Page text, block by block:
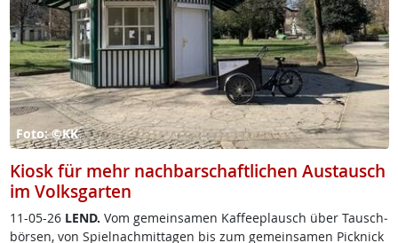
Foto: ©KK
Kiosk für mehr nachbarschaftlichen Austausch
im Volksgarten
11-05-26 LEND. Vom ge­mein­sa­men Kaf­fee­plausch über Tausch­
bör­sen, von Spiel­nach­mit­ta­gen bis zum ge­mein­sa­men Pick­nick